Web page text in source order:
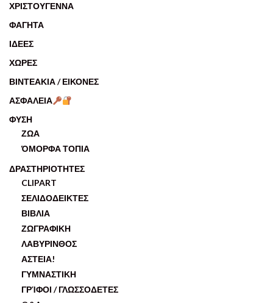
ΧΡΙΣΤΟΥΓΕΝΝΑ
ΦΑΓΗΤΑ
ΙΔΕΕΣ
ΧΩΡΕΣ
ΒΙΝΤΕΑΚΙΑ / ΕΙΚΟΝΕΣ
ΑΣΦΑΛΕΙΑ
ΦΥΣΗ
ΖΩΑ
ΌΜΟΡΦΑ ΤΟΠΙΑ
ΔΡΑΣΤΗΡΙΟΤΗΤΕΣ
CLIPART
ΣΕΛΙΔΟΔΕΙΚΤΕΣ
ΒΙΒΛΙΑ
ΖΩΓΡΑΦΙΚΗ
ΛΑΒΥΡΙΝΘΟΣ
ΑΣΤΕΙΑ!
ΓΥΜΝΑΣΤΙΚΗ
ΓΡΊΦΟΙ / ΓΛΩΣΣΟΔΕΤΕΣ